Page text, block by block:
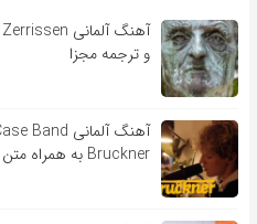
و ترجمه مجزا
Bruckner به همراه متن و ترجمه مجزا